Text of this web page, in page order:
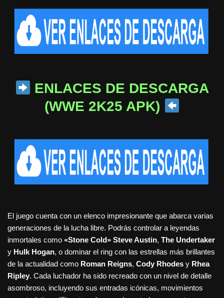
ENLACES DE DESCARGA
(WWE 2K25 APK)
El juego cuenta con un elenco impresionante que abarca varias
generaciones de la lucha libre. Podrás controlar a leyendas
inmortales como «Stone Cold» Steve Austin, The Undertaker
y Hulk Hogan, o dominar el ring con las estrellas más brillantes
de la actualidad como Roman Reigns, Cody Rhodes y Rhea
Ripley. Cada luchador ha sido recreado con un nivel de detalle
asombroso, incluyendo sus entradas icónicas, movimientos